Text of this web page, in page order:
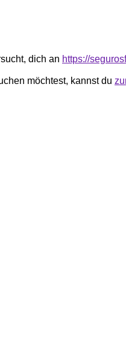
dich an https://
möchtest, kannst du